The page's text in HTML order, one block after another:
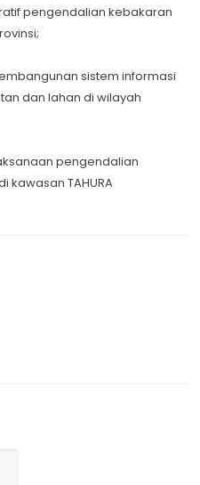
pengendalian kebakaran
sistem informasi
dan lahan di wilayah
pengendalian
kawasan TAHURA